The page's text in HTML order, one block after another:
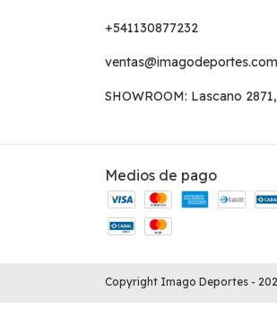
+541130877232
ventas@imagodeportes.com
SHOWROOM: Lascano
Medios de pago
Copyright Imago Deportes -